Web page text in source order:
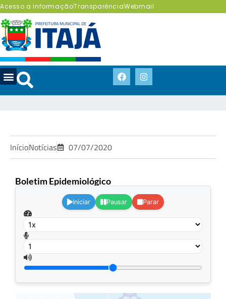
Acesso a InformaçãoTransparênciaWebmail
InícioNotícias 07/07/2020
Boletim Epidemiológico
Iniciar Pausar Parar